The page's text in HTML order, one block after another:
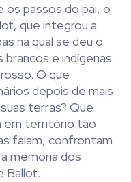
os passos do pai, o
que integrou a
na qual se deu o
e indígenas
O que
depois de mais
terras? Que
em território tão
falam, confrontam
memória dos
Ballot.